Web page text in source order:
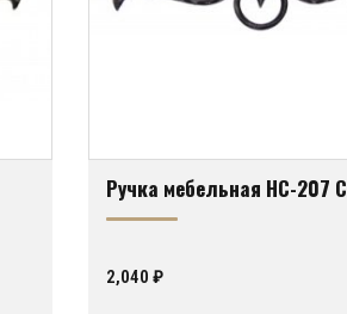
Ручка мебельная HC-207 C
2,040 ₽